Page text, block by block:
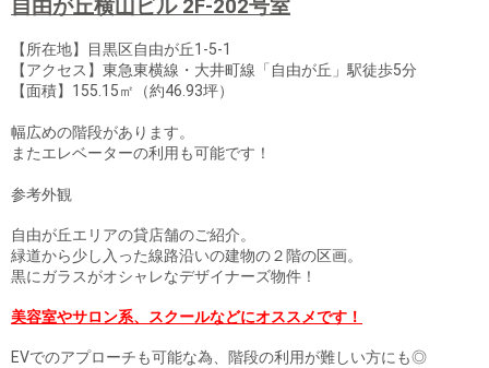
店舗・オフィスの内装会社を探す
自由が丘横山ビル 2F-202号室
【所在地】目黒区自由が丘1-5-1
【アクセス】東急東横線・大井町線「自由が丘」駅徒歩5分
【面積】155.15㎡（約46.93坪）
幅広めの階段があります。
またエレベーターの利用も可能です！
参考外観
自由が丘エリアの貸店舗のご紹介。
緑道から少し入った線路沿いの建物の２階の区画。
黒にガラスがオシャレなデザイナーズ物件！
美容室やサロン系、スクールなどにオススメです！
EVでのアプローチも可能な為、階段の利用が難しい方にも◎